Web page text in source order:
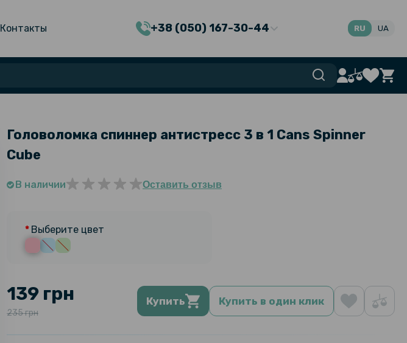
Контакты +38 (050) 167-30-44 RU UA
Головоломка спиннер антистресс 3 в 1 Cans Spinner
Cube
В наличии Оставить отзыв
Выберите цвет
139 грн
235 грн
Купить Купить в один клик